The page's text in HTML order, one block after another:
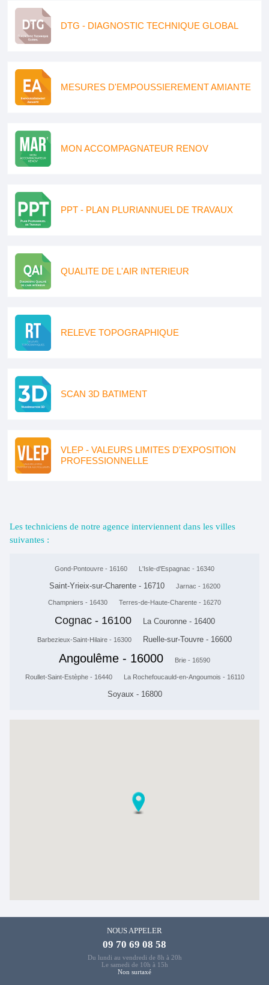
DTG - DIAGNOSTIC TECHNIQUE GLOBAL
MESURES D'EMPOUSSIEREMENT AMIANTE
MON ACCOMPAGNATEUR RENOV
PPT - PLAN PLURIANNUEL DE TRAVAUX
QUALITE DE L'AIR INTERIEUR
RELEVE TOPOGRAPHIQUE
SCAN 3D BATIMENT
VLEP - VALEURS LIMITES D'EXPOSITION
PROFESSIONNELLE
Les techniciens de notre agence interviennent dans les villes
suivantes :
Gond-Pontouvre - 16160 L'Isle-d'Espagnac - 16340
Saint-Yrieix-sur-Charente - 16710 Jarnac - 16200
Champniers - 16430 Terres-de-Haute-Charente - 16270
Cognac - 16100 La Couronne - 16400
Barbezieux-Saint-Hilaire - 16300 Ruelle-sur-Touvre - 16600
Angoulême - 16000 Brie - 16590
Roullet-Saint-Estèphe - 16440 La Rochefoucauld-en-Angoumois - 16110
Soyaux - 16800
NOUS APPELER
09 70 69 08 58
Du lundi au vendredi de 8h à 20h
Le samedi de 10h à 15h
Non surtaxé